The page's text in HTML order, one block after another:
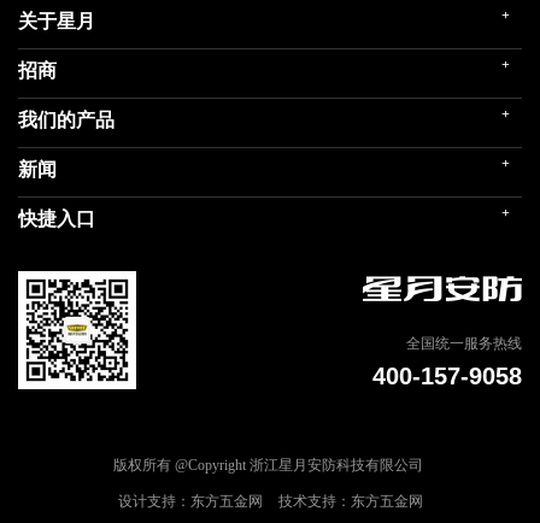
关于星月 +
企业简介
发展历程
企业文化
荣誉殿堂
社会责任
招商 +
门店展示
招商政策
在线留言
我们的产品 +
民用家装（零售）
民用内装（工程）
商用门
新闻 +
公司新闻
专题信息
快捷入口 +
联系我们
天猫商城
全国统一服务热线
400-157-9058
版权所有 @Copyright 浙江星月安防科技有限公司
设计支持：东方五金网 技术支持：东方五金网